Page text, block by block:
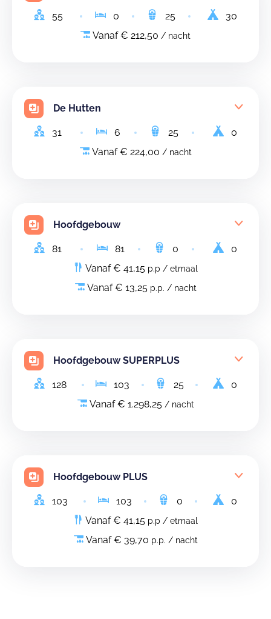
55 0 25
30
Vanaf € 212,50 / nacht
De Hutten
31 6 25
0
Vanaf € 224,00 / nacht
Hoofdgebouw
81 81 0
0
Vanaf € 41,15 p.p / etmaal
Vanaf € 13,25 p.p. / nacht
Hoofdgebouw SUPERPLUS
128 103 25
0
Vanaf € 1.298,25 / nacht
Hoofdgebouw PLUS
103 103 0
0
Vanaf € 41,15 p.p / etmaal
Vanaf € 39,70 p.p. / nacht